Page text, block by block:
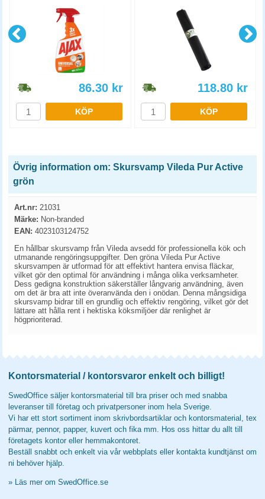
86.30 kr
KÖP
118.80 kr
KÖP
Övrig information om: Skursvamp Vileda Pur Active
grön
Art.nr: 21031
Märke: Non-branded
EAN: 4023103124752
En hållbar skursvamp från Vileda avsedd för professionella kök och
utmanande rengöringsuppgifter. Den gröna Vileda Pur Active
skursvampen är utformad för att effektivt hantera envisa fläckar,
vilket gör den optimal för användning i många olika verksamheter.
Dess gedigna konstruktion säkerställer långvarig användning, även
om det är bra att inte överanvända den i onödan. Denna mångsidiga
skursvamp bidrar till en grundlig och effektiv rengöring, vilket gör det
lättare att hålla rent i hektiska köksmiljöer där renlighet är
högprioriterad.
Kontorsmaterial / kontorsvaror enkelt och billigt!
SwedOffice säljer kontorsmaterial till bra priser och med snabba
leveranser till företag och privatpersoner inom hela Sverige.
Vi har ett stort sortiment inom skrivbordsartiklar och kontorsmaterial, tex
pärmar, pennor, papper, kuvert och fika mm. Hos oss hittar du allt till
företagets kontor eller hemmakontoret.
Beställ snabbt och enkelt via vår webbplats eller kontakta kundtjänst om
ni behöver hjälp.
» Läs mer om SwedOffice.se